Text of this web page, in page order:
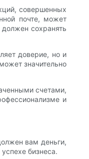
совершенных
почте, может
сохранять
доверие, но и
значительно
счетами,
и
вам деньги,
бизнеса.